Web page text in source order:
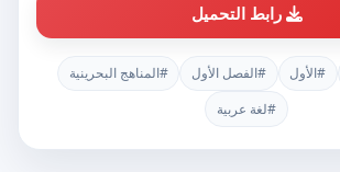
رابط التحميل
#الأول #الفصل الأول
#المناهج البحرينية
#لغة عربية